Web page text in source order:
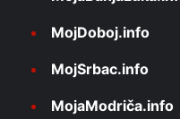
MojDoboj.info
MojSrbac.info
MojaModriča.info